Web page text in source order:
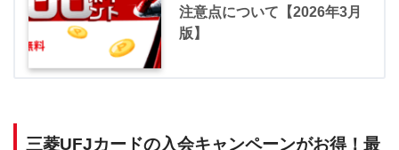
注意点について【2026年3月
版】
三菱UFJカードの入会キャンペーンがお得！最